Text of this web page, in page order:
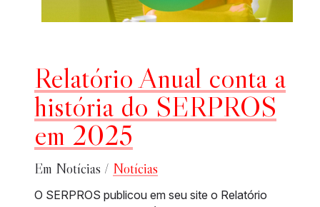
Relatório Anual conta a
história do SERPROS
em 2025
Em Notícias / Notícias
O SERPROS publicou em seu site o Relatório